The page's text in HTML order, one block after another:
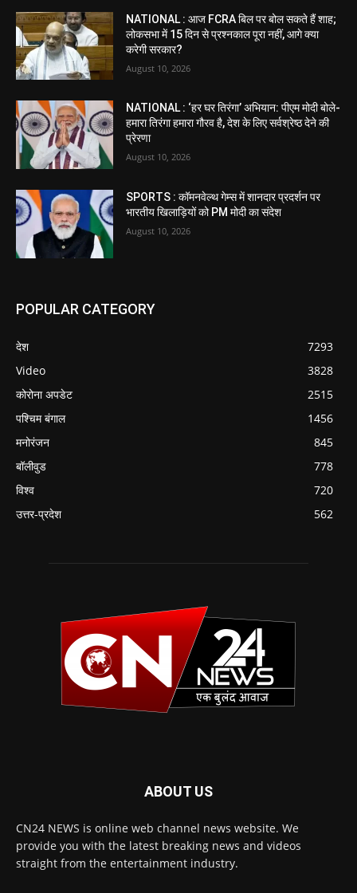
NATIONAL : आज FCRA बिल पर बोल सकते हैं शाह;
लोकसभा में 15 दिन से प्रश्नकाल पूरा नहीं, आगे क्या
करेगी सरकार?
August 10, 2026
NATIONAL : ‘हर घर तिरंगा’ अभियान: पीएम मोदी बोले-
हमारा तिरंगा हमारा गौरव है, देश के लिए सर्वश्रेष्ठ देने की
प्रेरणा
August 10, 2026
SPORTS : कॉमनवेल्थ गेम्स में शानदार प्रदर्शन पर
भारतीय खिलाड़ियों को PM मोदी का संदेश
August 10, 2026
POPULAR CATEGORY
देश
7293
Video
3828
कोरोना अपडेट
2515
पश्चिम बंगाल
1456
मनोरंजन
845
बॉलीवुड
778
विश्व
720
उत्तर-प्रदेश
562
ABOUT US
CN24 NEWS is online web channel news website. We
provide you with the latest breaking news and videos
straight from the entertainment industry.